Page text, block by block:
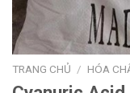
TRANG CHỦ / HÓA